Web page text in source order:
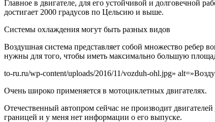
Главное в двигателе, для его устойчивой и долговечной
достигает 2000 градусов по Цельсию и выше.
Системы охлаждения могут быть разных видов
Воздушная система представляет собой множество ребер
нужны для того, чтобы иметь максимально большую
to-ru.ru/wp-content/uploads/2016/11/vozduh-ohl.jpg»
Очень широко применяется в мотоциклетных двигателях.
Отечественный автопром сейчас не производит
границей и у меня нет информации о его выпуске.